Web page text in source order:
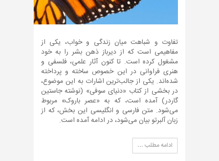
تفاوت و شباهت میان زندگی و خواب، یکی از
مفاهیمی است که از دیرباز ذهن بشر را به خود
مشغول کرده است. تا کنون آثار علمی، فلسفی و
هنری فراوانی در این خصوص ساخته و پرداخته
شده‌اند. یکی از جالب‌ترین اشارات به این موضوع،
در بخشی از کتاب «دنیای سوفی» (نوشته جاستین
گاردر) آمده است، که به «عصر باروک» مربوط
می‌شود. متن فارسی و انگلیسی این بخش، که از
زبان آلبرتو بیان می‌شود، در ادامه آمده است.
ادامه مطلب …